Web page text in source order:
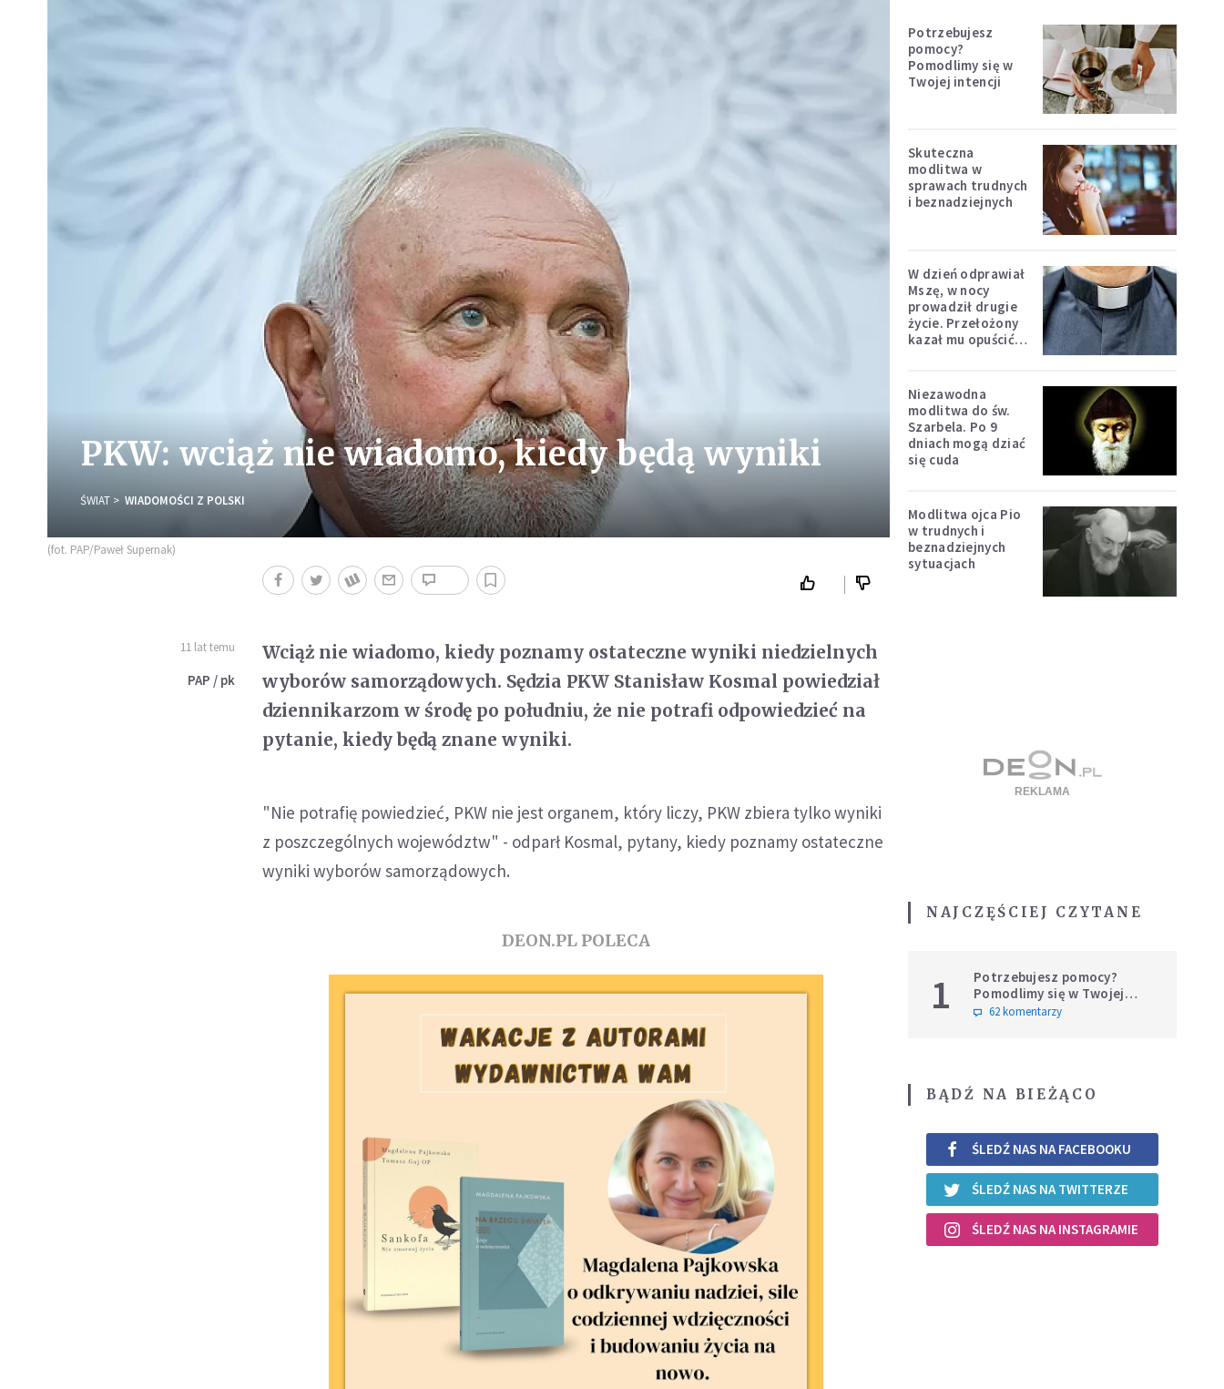
PKW: wciąż nie wiadomo, kiedy będą wyniki
ŚWIAT WIADOMOŚCI Z POLSKI
(fot. PAP/Paweł Supernak)
11 lat temu
PAP / pk
Wciąż nie wiadomo, kiedy poznamy ostateczne wyniki niedzielnych
wyborów samorządowych. Sędzia PKW Stanisław Kosmal powiedział
dziennikarzom w środę po południu, że nie potrafi odpowiedzieć na
pytanie, kiedy będą znane wyniki.
"Nie potrafię powiedzieć, PKW nie jest organem, który liczy, PKW zbiera tylko wyniki
z poszczególnych województw" - odparł Kosmal, pytany, kiedy poznamy ostateczne
wyniki wyborów samorządowych.
DEON.PL POLECA
Potrzebujesz
pomocy?
Pomodlimy się w
Twojej intencji
Skuteczna
modlitwa w
sprawach trudnych
i beznadziejnych
W dzień odprawiał
Mszę, w nocy
prowadził drugie
życie. Przełożony
kazał mu opuścić
Niezawodna
modlitwa do św.
Szarbela. Po 9
dniach mogą dziać
się cuda
Modlitwa ojca Pio
w trudnych i
beznadziejnych
sytuacjach
NAJCZĘŚCIEJ CZYTANE
1
Potrzebujesz pomocy?
Pomodlimy się w Twojej
intencji
62 komentarzy
BĄDŹ NA BIEŻĄCO
ŚLEDŹ NAS NA FACEBOOKU
ŚLEDŹ NAS NA TWITTERZE
ŚLEDŹ NAS NA INSTAGRAMIE